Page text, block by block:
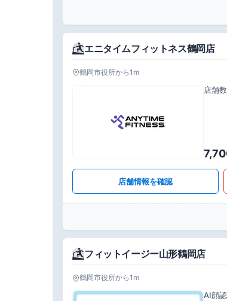
エニタイムフィットネス鶴岡店
鶴岡市役所から1m
店舗
店舗情報を確認
フィットイージー山形鶴岡店
鶴岡市役所から1m
AI顔